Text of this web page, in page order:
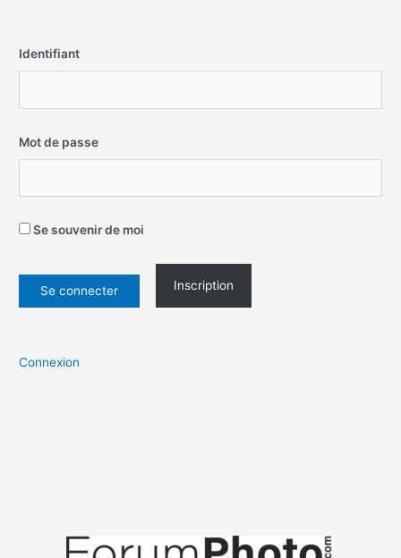
Identifiant
Mot de passe
Se souvenir de moi
Inscription
Connexion